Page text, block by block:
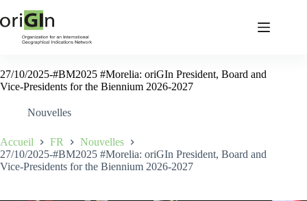
27/10/2025-#BM2025 #Morelia: oriGIn President, Board and
Vice-Presidents for the Biennium 2026-2027
Nouvelles
Accueil FR
Nouvelles
27/10/2025-#BM2025 #Morelia: oriGIn President, Board and
Vice-Presidents for the Biennium 2026-2027